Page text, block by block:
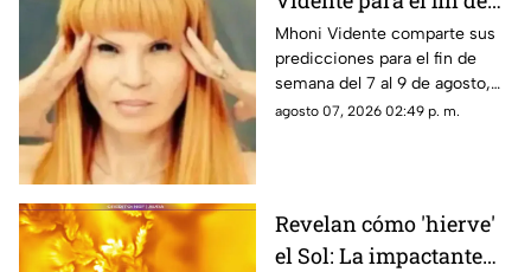
semana del 7 al 9 de
agosto
Mhoni Vidente comparte sus
predicciones para el fin de
semana del 7 al 9 de agosto,
con mensajes para cada signo
agosto 07, 2026 02:49 p. m.
Revelan cómo 'hierve'
el Sol: La impactante